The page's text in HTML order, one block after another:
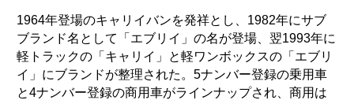
1964年登場のキャリイバンを発祥とし、1982年にサブ
ブランド名として「エブリイ」の名が登場、翌1993年に
軽トラックの「キャリイ」と軽ワンボックスの「エブリ
イ」にブランドが整理された。5ナンバー登録の乗用車
と4ナンバー登録の商用車がラインナップされ、商用は